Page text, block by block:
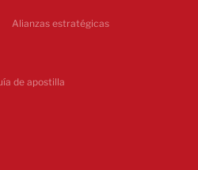
Alianzas estratégicas
de apostilla